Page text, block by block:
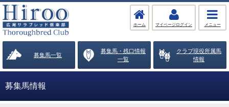
ホーム マイページログイン メニュー
募集馬一覧
募集馬・残口情報
一覧
クラブ現役所属馬
情報
募集馬情報